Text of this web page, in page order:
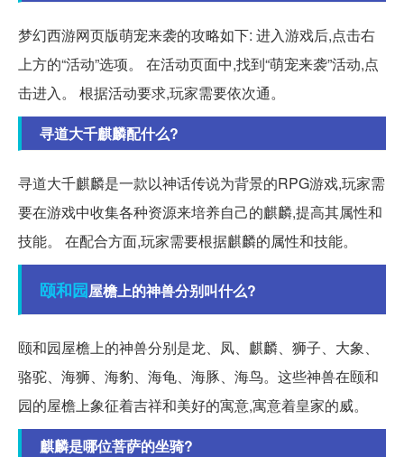
梦幻西游网页版萌宠来袭的攻略如下: 进入游戏后,点击右
上方的“活动”选项。 在活动页面中,找到“萌宠来袭”活动,点
击进入。 根据活动要求,玩家需要依次通。
寻道大千麒麟配什么?
寻道大千麒麟是一款以神话传说为背景的RPG游戏,玩家需
要在游戏中收集各种资源来培养自己的麒麟,提高其属性和
技能。 在配合方面,玩家需要根据麒麟的属性和技能。
颐和园屋檐上的神兽分别叫什么?
颐和园屋檐上的神兽分别是龙、凤、麒麟、狮子、大象、
骆驼、海狮、海豹、海龟、海豚、海鸟。这些神兽在颐和
园的屋檐上象征着吉祥和美好的寓意,寓意着皇家的威。
麒麟是哪位菩萨的坐骑?